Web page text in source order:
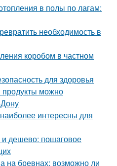
в полы по лагам:
необходимость в
коробом в частном
для здоровья
можно
интересны для
дешево: пошаговое
на бревнах: возможно ли